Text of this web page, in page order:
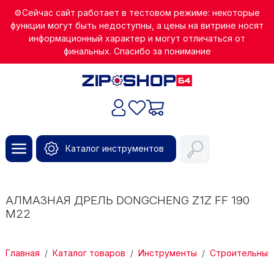
⚙️Сейчас сайт работает в тестовом режиме: некоторые
функции могут быть недоступны, а цены на витрине носят
информационный характер и могут отличаться от
финальных. Спасибо за понимание
Каталог инструментов
Поиск
АЛМАЗНАЯ ДРЕЛЬ DONGCHENG Z1Z FF 190
М22
Главная Каталог товаров Инструменты